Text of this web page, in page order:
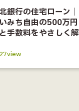
銀行の住宅ローン｜
みち自由の500万円
手数料をやさしく解